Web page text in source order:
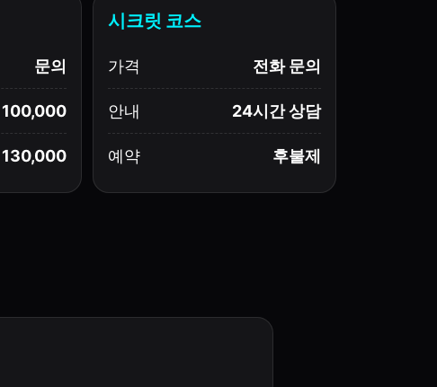
문의
100,000
130,000
시크릿 코스
가격 전화 문의
안내 24시간 상담
예약 후불제